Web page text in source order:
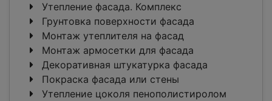
Утепление фасада. Комплекс
Грунтовка поверхности фасада
Монтаж утеплителя на фасад
Монтаж армосетки для фасада
Декоративная штукатурка фасада
Покраска фасада или стены
Утепление цоколя пенополистиролом